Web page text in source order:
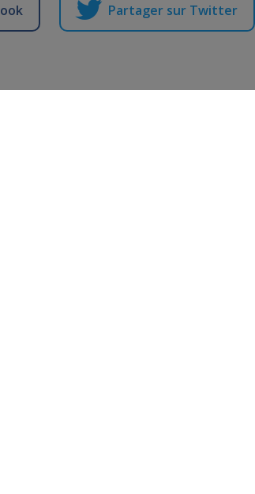
Partager sur Twitter